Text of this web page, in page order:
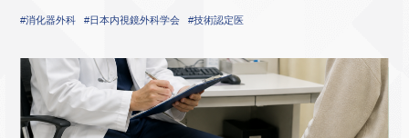
#消化器外科 #日本内視鏡外科学会 #技術認定医